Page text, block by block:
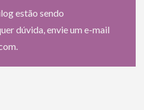
estão sendo
dúvida, envie um e-mail